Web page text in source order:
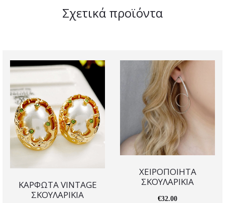
Σχετικά προϊόντα
ΚΑΡΦΩΤΑ VINTAGE
ΣΚΟΥΛΑΡΙΚΙΑ
ΧΕΙΡΟΠΟΙΗΤΑ
ΣΚΟΥΛΑΡΙΚΙΑ
€32.00